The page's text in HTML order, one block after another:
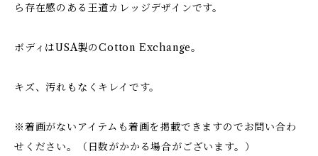
ら存在感のある王道カレッジデザインです。
ボディはUSA製のCotton Exchange。
キズ、汚れもなくキレイです。
※着画がないアイテムも着画を掲載できますのでお問い合わ
せください。（日数がかかる場合がございます。）